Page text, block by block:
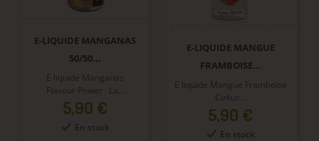
E-LIQUIDE MANGANAS
50/50...
E liquide Manganas
Flavour Power La...
Prix
5,90 €
En stock
E-LIQUIDE MANGUE
FRAMBOISE...
E liquide Mangue Framboise
Cirkus...
Prix
5,90 €
En stock